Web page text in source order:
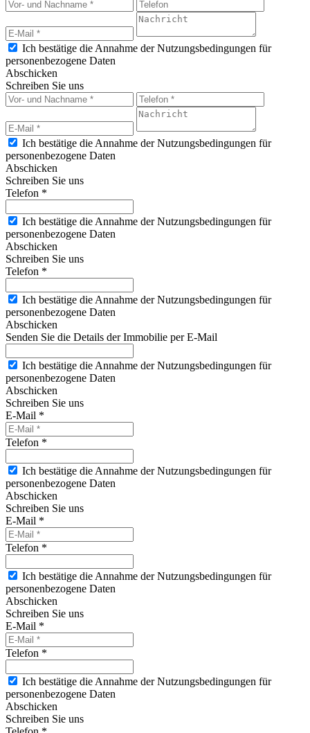
Ich bestätige die Annahme der Nutzungsbedingungen für
personenbezogene Daten
Abschicken
Schreiben Sie uns
Ich bestätige die Annahme der Nutzungsbedingungen für
personenbezogene Daten
Abschicken
Schreiben Sie uns
Telefon *
Ich bestätige die Annahme der Nutzungsbedingungen für
personenbezogene Daten
Abschicken
Schreiben Sie uns
Telefon *
Ich bestätige die Annahme der Nutzungsbedingungen für
personenbezogene Daten
Abschicken
Senden Sie die Details der Immobilie per E-Mail
Ich bestätige die Annahme der Nutzungsbedingungen für
personenbezogene Daten
Abschicken
Schreiben Sie uns
E-Mail *
Telefon *
Ich bestätige die Annahme der Nutzungsbedingungen für
personenbezogene Daten
Abschicken
Schreiben Sie uns
E-Mail *
Telefon *
Ich bestätige die Annahme der Nutzungsbedingungen für
personenbezogene Daten
Abschicken
Schreiben Sie uns
E-Mail *
Telefon *
Ich bestätige die Annahme der Nutzungsbedingungen für
personenbezogene Daten
Abschicken
Schreiben Sie uns